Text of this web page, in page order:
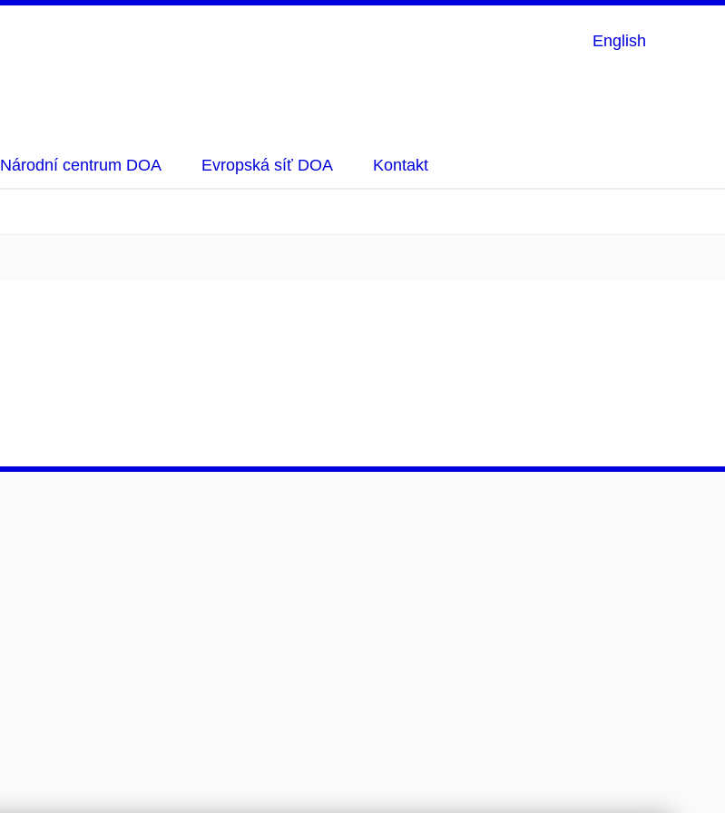
English
Národní centrum DOA Evropská síť DOA Kontakt